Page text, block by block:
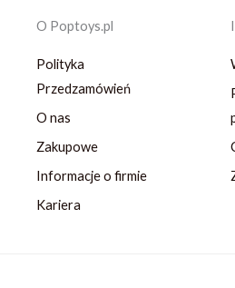
O Poptoys.pl
Polityka
Przedzamówień
O nas
Zakupowe
Informacje o firmie
Kariera